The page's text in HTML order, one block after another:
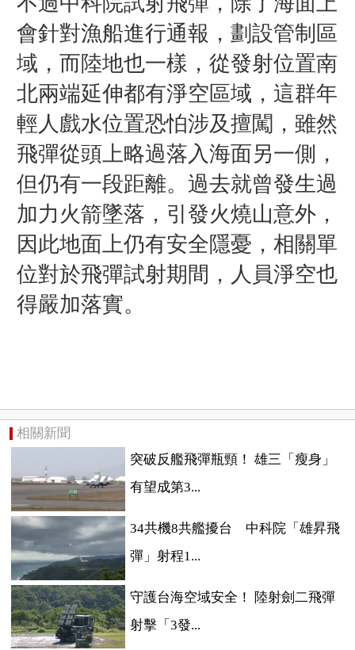
會針對漁船進行通報，劃設管制區
域，而陸地也一樣，從發射位置南
北兩端延伸都有淨空區域，這群年
輕人戲水位置恐怕涉及擅闖，雖然
飛彈從頭上略過落入海面另一側，
但仍有一段距離。過去就曾發生過
加力火箭墜落，引發火燒山意外，
因此地面上仍有安全隱憂，相關單
位對於飛彈試射期間，人員淨空也
得嚴加落實。
相關新聞
突破反艦飛彈瓶頸！ 雄三「瘦身」
有望成第3...
34共機8共艦擾台 中科院「雄昇飛
彈」射程1...
守護台海空域安全！ 陸射劍二飛彈
射擊「3發...